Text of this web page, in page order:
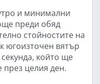
и минимални
преди обяд
стойностите на
югоизточен вятър
който ще
целия ден.